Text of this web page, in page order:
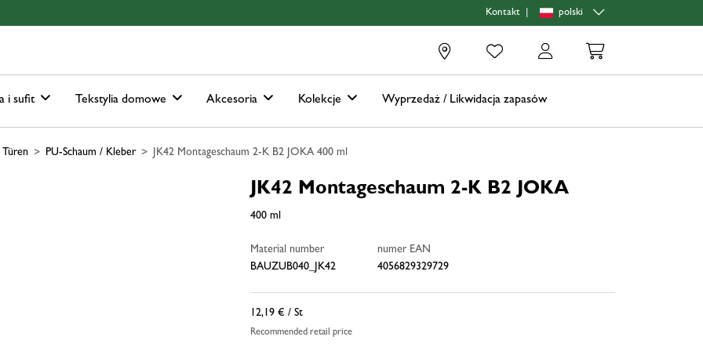
Kontakt polski
i sufit Tekstylia domowe Akcesoria Kolekcje Wyprzedaż / Likwidacja zapasów
PU-Schaum / Kleber JK42 Montageschaum 2-K B2 JOKA 400 ml
JK42 Montageschaum 2-K B2 JOKA
400 ml
Material number
BAUZUB040_JK42
numer EAN
4056829329729
12,19 € / St
Recommended retail price